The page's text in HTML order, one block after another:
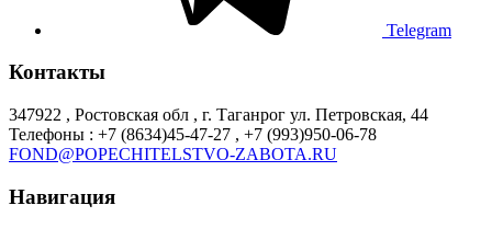
Telegram
Контакты
347922 , Ростовская обл , г. Таганрог ул. Петровская, 44
Телефоны : +7 (8634)45-47-27 , +7 (993)950-06-78
FOND@POPECHITELSTVO-ZABOTA.RU
Навигация